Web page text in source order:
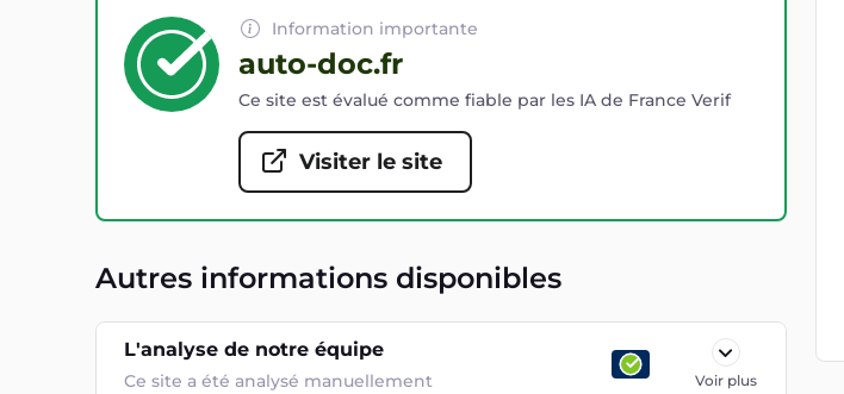
Information importante
auto-doc.fr
Ce site est évalué comme fiable par les IA de France Verif
Visiter le site
Autres informations disponibles
L'analyse de notre équipe
Ce site a été analysé manuellement Voir plus